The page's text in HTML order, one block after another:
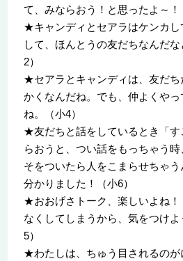
て、みならおう！と思ったよ～！
★キャンディとセアラはケンカし
して、ほんとうの友だちなんだ
2）
★セアラとキャンディは、友だち
かくなんだね。でも、仲よくや
ね。（小4）
★友だちと話をしているとき「す
らおうと、つい話をもっちゃう
そをついたら人をこまらせちゃ
分かりました！（小6）
★おおげさトーク、楽しいよね！
なくしてしまうから、気をつけ
5）
★わたしは、ちゅう目されるのが